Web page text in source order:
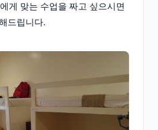
게 맞는 수업을 짜고 싶으시면
드립니다.